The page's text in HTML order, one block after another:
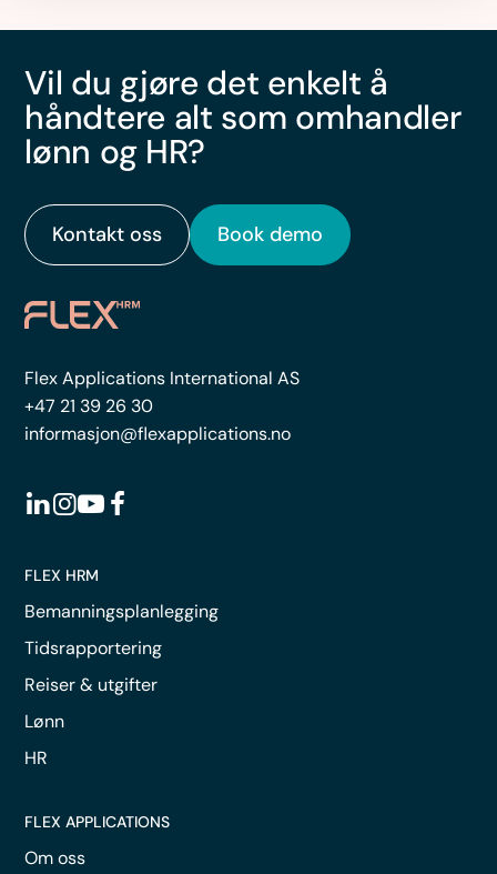
Vil du gjøre det enkelt å
håndtere alt som omhandler
lønn og HR?
Kontakt oss Book demo
Flex Applications International AS
+47 21 39 26 30
informasjon@flexapplications.no
FLEX HRM
Bemanningsplanlegging
Tidsrapportering
Reiser & utgifter
Lønn
HR
FLEX APPLICATIONS
Om oss